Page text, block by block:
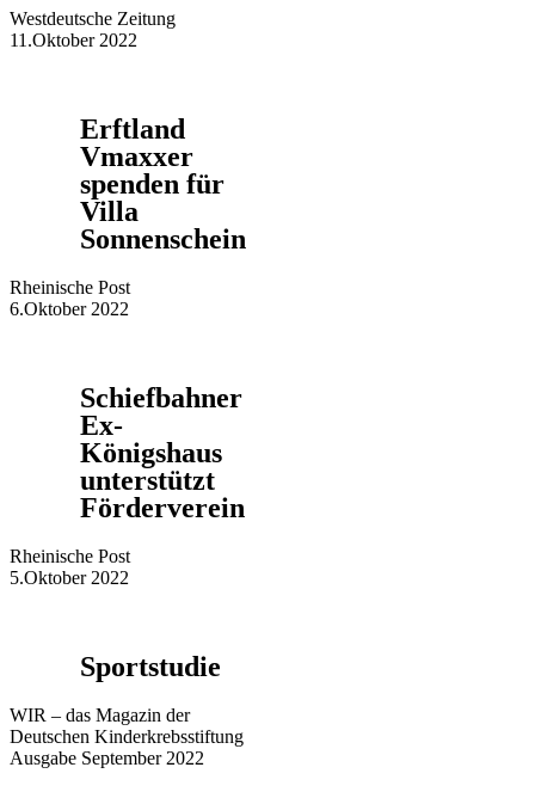
Westdeutsche Zeitung
11.Oktober 2022
Erftland
Vmaxxer
spenden für
Villa
Sonnenschein
Rheinische Post
6.Oktober 2022
Schiefbahner
Ex-
Königshaus
unterstützt
Förderverein
Rheinische Post
5.Oktober 2022
Sportstudie
WIR – das Magazin der
Deutschen Kinderkrebsstiftung
Ausgabe September 2022